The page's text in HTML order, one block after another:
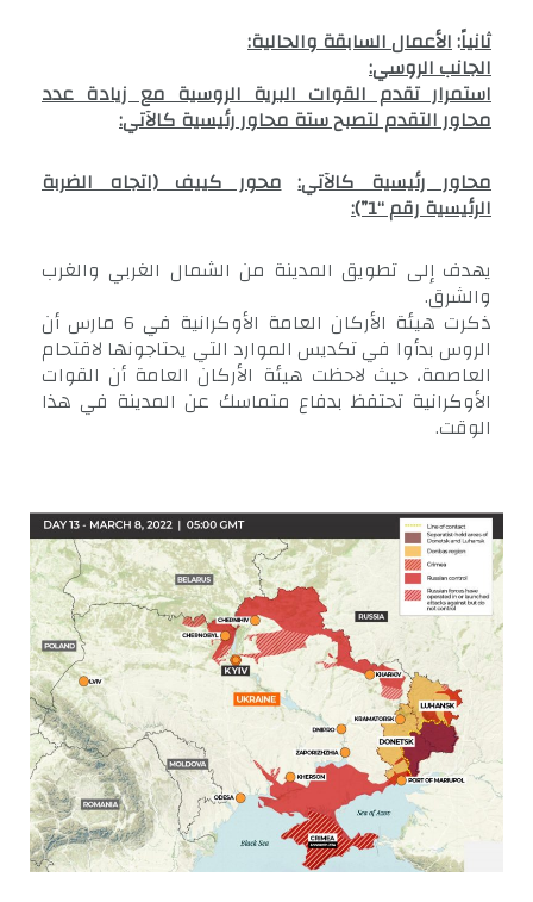
ثانياً:الأعمال السابقة والحالية:
الجانب الروسي:
استمرار تقدم القوات البرية الروسية مع زيادة عدد
محاور التقدم لتصبح ستة محاور رئيسية كالآتي:
محاور رئيسية كالآتي: محور كييف (اتجاه الضربة
الرئيسية رقم “1”):
يهدف إلى تطويق المدينة من الشمال الغربي والغرب
والشرق.
ذكرت هيئة الأركان العامة الأوكرانية في 6 مارس أن
الروس بدأوا في تكديس الموارد التي يحتاجونها لاقتحام
العاصمة، حيث لاحظت هيئة الأركان العامة أن القوات
الأوكرانية تحتفظ بدفاع متماسك عن المدينة في هذا
الوقت.